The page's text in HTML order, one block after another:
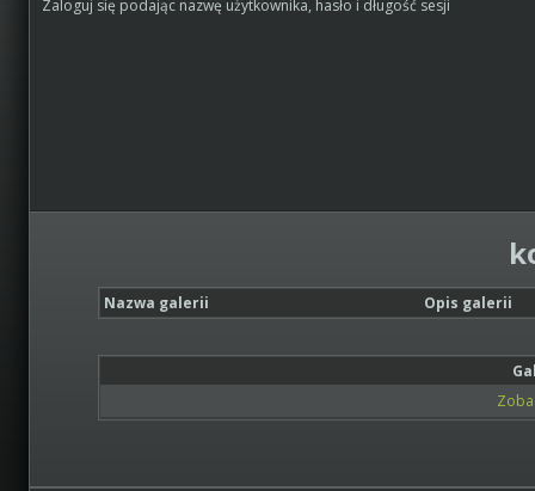
Zaloguj się podając nazwę użytkownika, hasło i długość sesji
Nazwa galerii Opis galerii